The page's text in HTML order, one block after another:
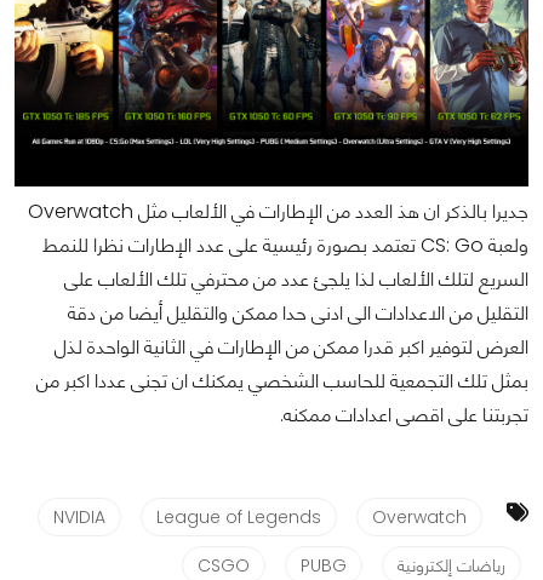
جديرا بالذكر ان هذ العدد من الإطارات في الألعاب مثل Overwatch
ولعبة CS: Go تعتمد بصورة رئيسية على عدد الإطارات نظرا للنمط
السريع لتلك الألعاب لذا يلجئ عدد من محترفي تلك الألعاب على
التقليل من الاعدادات الى ادنى حدا ممكن والتقليل أيضا من دقة
العرض لتوفير اكبر قدرا ممكن من الإطارات في الثانية الواحدة لذل
بمثل تلك التجمعية للحاسب الشخصي يمكنك ان تجنى عددا اكبر من
تجربتنا على اقصى اعدادات ممكنه.
Overwatch
League of Legends
NVIDIA
رياضات إلكترونية
PUBG
CSGO